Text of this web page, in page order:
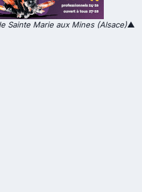
Sainte Marie aux Mines (Alsace)▲